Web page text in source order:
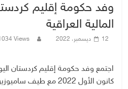
وفد حكومة إقليم
المالية العراقية
12 ديسمبر، 2022 Views
اجتمع وفد حكومة إقليم كردستان
كانون الأول مع طیف سامي